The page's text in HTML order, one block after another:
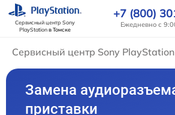
Сервисный центр Sony
PlayStationв Томске
+7 (800)
Ежедневно с
Сервисный центр Sony PlayStation
Замена
приставки